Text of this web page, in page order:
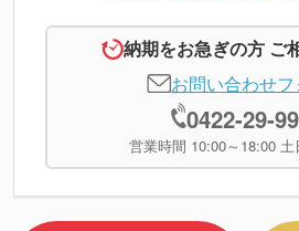
納期をお急ぎの方 ご
お問い合わせフ
0422-29-
営業時間 10:00～18:00 土